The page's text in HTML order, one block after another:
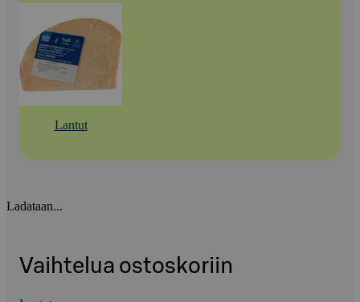
Lantut
Ladataan...
Vaihtelua ostoskoriin